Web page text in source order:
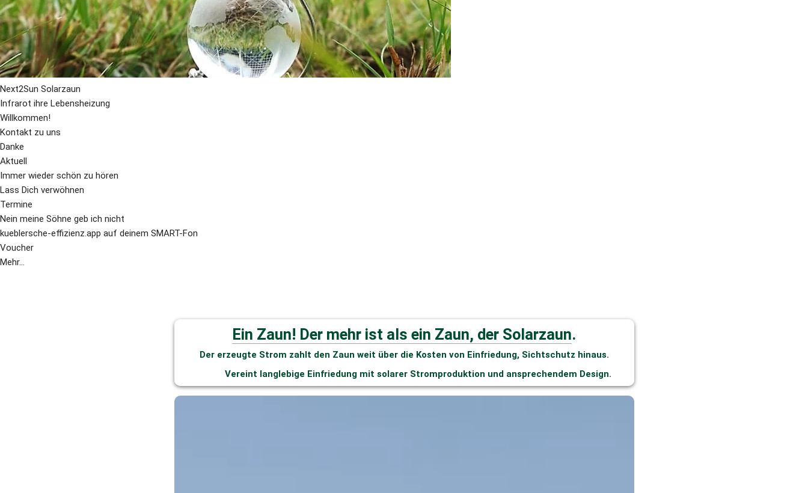
Next2Sun Solarzaun
Infrarot ihre Lebensheizung
Willkommen!
Kontakt zu uns
Danke
Aktuell
Immer wieder schön zu hören
Lass Dich verwöhnen
Termine
Nein meine Söhne geb ich nicht
kueblersche-effizienz.app auf deinem SMART-Fon
Voucher
Mehr...
Ein Zaun! Der mehr ist als ein Zaun, der Solarzaun.
Der erzeugte Strom zahlt den Zaun weit über die Kosten von Einfriedung, Sichtschutz hinaus.
Vereint langlebige Einfriedung mit solarer Stromproduktion und ansprechendem Design.